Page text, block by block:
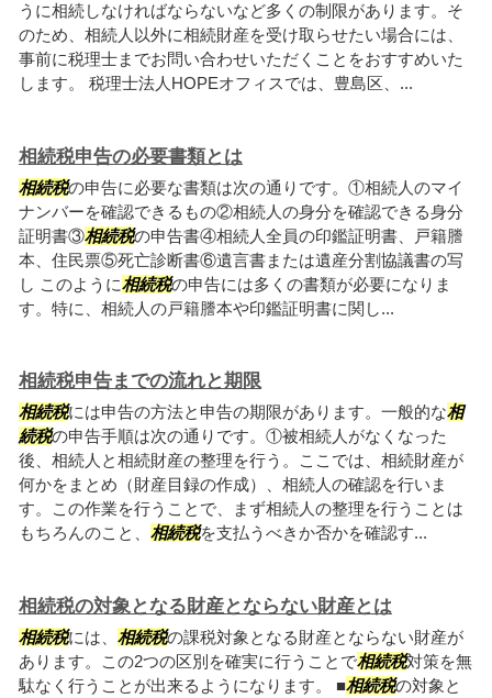
うに相続しなければならないなど多くの制限があります。そ
のため、相続人以外に相続財産を受け取らせたい場合には、
事前に税理士までお問い合わせいただくことをおすすめいた
します。 税理士法人HOPEオフィスでは、豊島区、...
相続税申告の必要書類とは
相続税の申告に必要な書類は次の通りです。①相続人のマイ
ナンバーを確認できるもの②相続人の身分を確認できる身分
証明書③相続税の申告書④相続人全員の印鑑証明書、戸籍謄
本、住民票⑤死亡診断書⑥遺言書または遺産分割協議書の写
し このように相続税の申告には多くの書類が必要になりま
す。特に、相続人の戸籍謄本や印鑑証明書に関し...
相続税申告までの流れと期限
相続税には申告の方法と申告の期限があります。一般的な相
続税の申告手順は次の通りです。①被相続人がなくなった
後、相続人と相続財産の整理を行う。ここでは、相続財産が
何かをまとめ（財産目録の作成）、相続人の確認を行いま
す。この作業を行うことで、まず相続人の整理を行うことは
もちろんのこと、 相続税を支払うべきか否かを確認す...
相続税の対象となる財産とならない財産とは
相続税には、 相続税の課税対象となる財産とならない財産が
あります。この2つの区別を確実に行うことで相続税対策を無
駄なく行うことが出来るようになります。 ■相続税の対象と